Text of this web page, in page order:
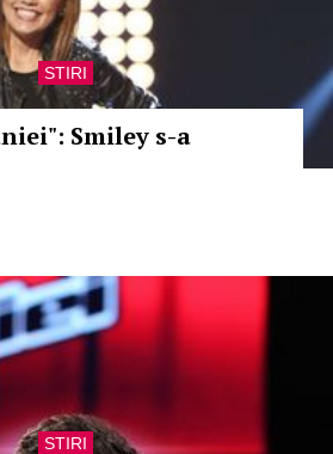
STIRI
Smiley s-a
STIRI